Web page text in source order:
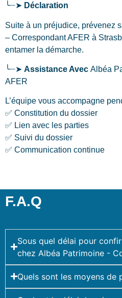
╰┈➤ Déclaration
Suite à un préjudice, prévenez
– Correspondant AFER à
entamer la démarche.
╰┈➤ Assistance Avec Albéa
AFER
L’équipe vous accompagne
✅ Constitution du dossier
✅ Lien avec les parties
✅ Suivi du dossier
✅ Communication continue
F.A.Q
Sous quel délai pour
chez Albéa Patrimoine -
Quels sont les moyens de